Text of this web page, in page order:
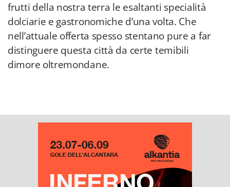
frutti della nostra terra le esaltanti specialità
dolciarie e gastronomiche d’una volta. Che
nell’attuale offerta spesso stentano pure a far
distinguere questa città da certe temibili
dimore oltremondane.